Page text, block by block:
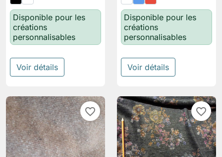
Disponible pour les
créations
personnalisables
Voir détails
Disponible pour les
créations
personnalisables
Voir détails
favorite_border favorite_border